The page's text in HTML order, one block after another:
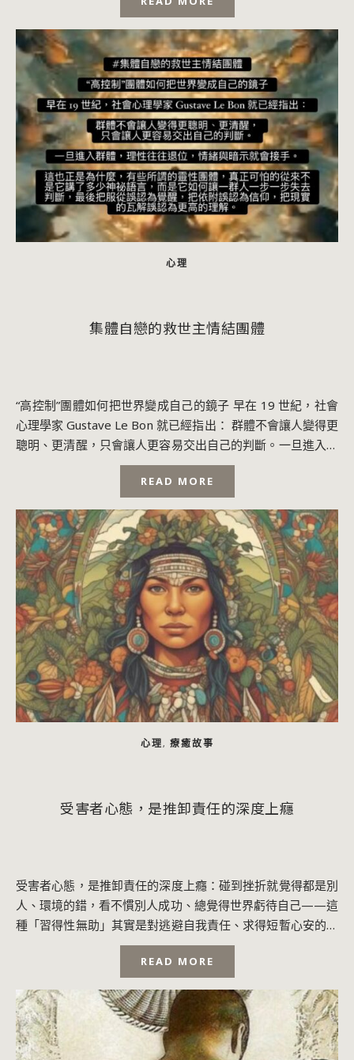
心理
集體自戀的救世主情結團體
“高控制”團體如何把世界變成自己的鏡子 早在 19 世紀，社會
心理學家 Gustave Le Bon 就已經指出： 群體不會讓人變得更
聰明、更清醒，只會讓人更容易交出自己的判斷。一旦進入群
READ MORE
心理, 療癒故事
受害者心態，是推卸責任的深度上癮
受害者心態，是推卸責任的深度上癮：碰到挫折就覺得都是別
人、環境的錯，看不慣別人成功、總覺得世界虧待自己——這
種「習得性無助」其實是對逃避自我責任、求得短暫心安的上
癮，甚至會代代遺傳。從找出「甩鍋得利」...
READ MORE